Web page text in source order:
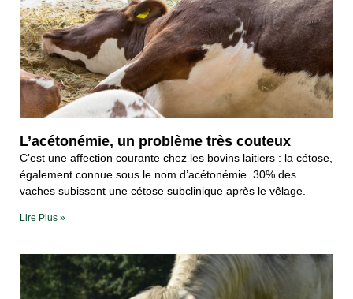
L’acétonémie, un problème très couteux
C’est une affection courante chez les bovins laitiers : la cétose,
également connue sous le nom d’acétonémie. 30% des
vaches subissent une cétose subclinique après le vêlage.
Lire Plus »